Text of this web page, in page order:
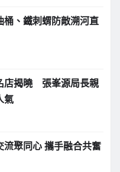
、鐵刺蝟防敵溯河直
店揭曉 張峯源局長親
氣
流聚同心 攜手融合共奮